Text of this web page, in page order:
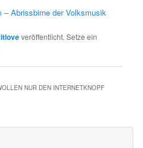
– Abrissbirne der Volksmusik
veröffentlicht. Setze ein
NUR DEN INTERNETKNOPF